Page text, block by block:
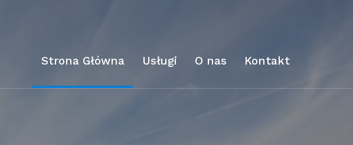
Strona Główna Usługi O nas Kontakt